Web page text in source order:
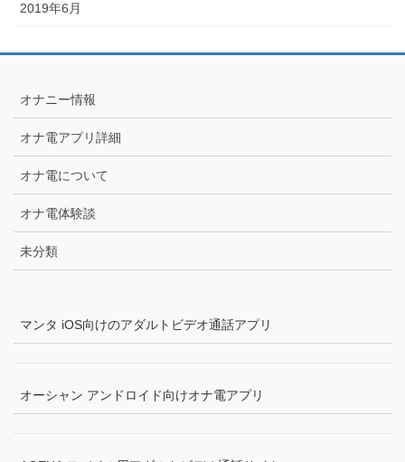
2019年6月
オナニー情報
オナ電アプリ詳細
オナ電について
オナ電体験談
未分類
マンタ iOS向けのアダルトビデオ通話アプリ
オーシャン アンドロイド向けオナ電アプリ